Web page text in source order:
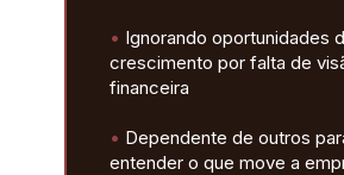
• Ignorando oportunidades
crescimento por falta de
financeira
• Dependente de outros
entender o que move a